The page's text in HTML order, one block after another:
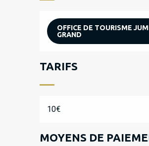
OFFICE DE TOURISME
GRAND
TARIFS
10€
MOYENS DE